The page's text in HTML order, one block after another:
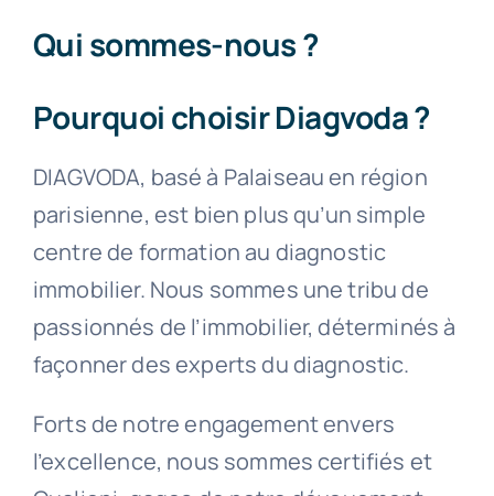
Qui sommes-nous ?
Pourquoi choisir Diagvoda ?
DIAGVODA, basé à Palaiseau en région
parisienne, est bien plus qu’un simple
centre de formation au diagnostic
immobilier. Nous sommes une tribu de
passionnés de l’immobilier, déterminés à
façonner des experts du diagnostic.
Forts de notre engagement envers
l’excellence, nous sommes certifiés et